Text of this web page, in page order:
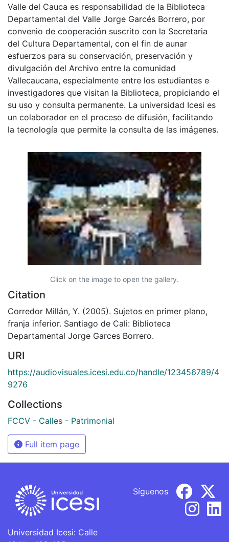
Valle del Cauca es responsabilidad de la Biblioteca
Departamental del Valle Jorge Garcés Borrero, por
convenio de cooperación suscrito con la Secretaria
del Cultura Departamental, con el fin de aunar
esfuerzos para su conservación, preservación y
divulgación del Archivo entre la comunidad
Vallecaucana, especialmente entre los estudiantes e
investigadores que visitan la Biblioteca, propiciando el
su uso y consulta permanente. La universidad Icesi es
un colaborador en el proceso de difusión, facilitando
la tecnología que permite la consulta de las imágenes.
Click on the image to open the gallery.
Citation
Corredor Millán, Y. (2005). Sujetos en primer plano,
franja inferior. Santiago de Cali: Biblioteca
Departamental Jorge Garces Borrero.
URI
https://audiovisuales.icesi.edu.co/handle/123456789/4
9276
Collections
FCCV - Calles - Patrimonial
Full item page
Universidad Icesi: Calle
Síguenos